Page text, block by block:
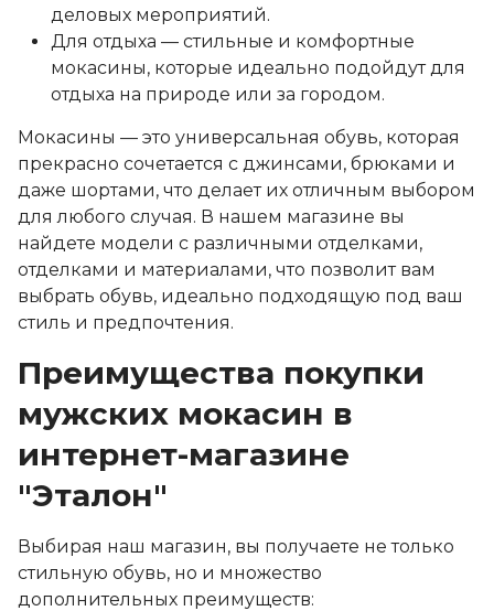
деловых мероприятий.
Для отдыха — стильные и комфортные
мокасины, которые идеально подойдут для
отдыха на природе или за городом.
Мокасины — это универсальная обувь, которая
прекрасно сочетается с джинсами, брюками и
даже шортами, что делает их отличным выбором
для любого случая. В нашем магазине вы
найдете модели с различными отделками,
отделками и материалами, что позволит вам
выбрать обувь, идеально подходящую под ваш
стиль и предпочтения.
Преимущества покупки
мужских мокасин в
интернет-магазине
"Эталон"
Выбирая наш магазин, вы получаете не только
стильную обувь, но и множество
дополнительных преимуществ: